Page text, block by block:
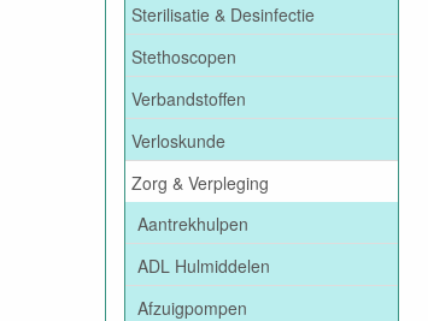
Sterilisatie & Desinfectie
Stethoscopen
Verbandstoffen
Verloskunde
Zorg & Verpleging
Aantrekhulpen
ADL Hulmiddelen
Afzuigpompen